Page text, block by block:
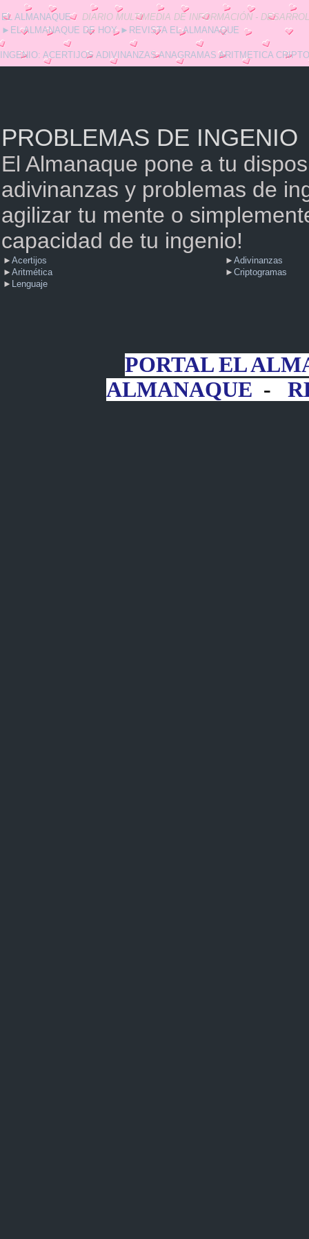
EL ALMANAQUE
DIARIO MULTIMEDIA DE INFORMACIÓN -
► EL ALMANAQUE DE HOY ► REVISTA EL ALMANAQUE
INGENIO: ACERTIJOS ADIVINANZAS ANAGRAMAS ARITMETICA
PROBLEMAS DE INGENIO
El Almanaque pone a tu
adivinanzas y problemas de
agilizar tu mente o
capacidad de tu ingenio!
► Acertijos ► Adivinanzas
► Aritmética ► Criptogramas
► Lenguaje
PORTAL EL
ALMANAQUE -